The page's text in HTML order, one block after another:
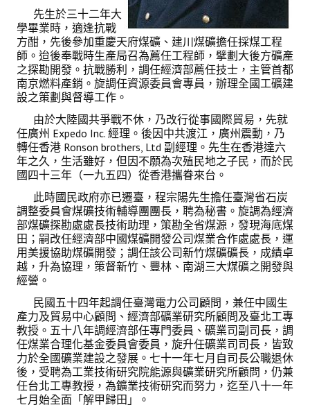
學會獎項
盧善棟獎學金
盧善棟獎學金得獎人
技術獎章得獎人介紹
歷年大專學生獎勵金得獎人
歷年論文獎得獎人
歷年傑出服務貢獻獎得獎人
歷年保安獎章得獎人
榮譽榜
本會榮獲內政部104年全國性社會暨職業團體工作品鑑「甲等獎」
本會朱前理事長榮獲2012年第30屆國家傑出總經理獎
鑛冶期刊獲行政院頒發雜誌金鼎獎
歷年詹天佑論文獎與中工會論文得獎人
先生於三十二年大
學畢業時，適逢抗戰
方酣，先後參加重慶天府煤礦、建川煤礦擔任採煤工程
師。迨後奉戰時生產局召為薦任工程師，擘劃大後方礦產
之探勘開發。抗戰勝利，調任經濟部薦任技士，主管首都
南京燃料產銷。旋調任資源委員會專員，辦理全國工礦建
設之策劃與督導工作。
由於大陸國共爭戰不休，乃改行從事國際貿易，先就
任廣州 Expedo Inc. 經理。後因中共渡江，廣州震動，乃
轉任香港 Ronson brothers, Ltd 副經理。先生在香港達六
年之久，生活雖好，但因不願為次殖民地之子民，而於民
國四十三年（一九五四）從香港攜眷來台。
此時國民政府亦已遷臺，程宗陽先生擔任臺灣省石炭
調整委員會煤礦技術輔導團團長，聘為秘書。旋調為經濟
部煤礦探勘處處長技術助理，策勘全省煤源，發現海底煤
田；嗣改任經濟部中國煤礦開發公司煤業合作處處長，運
用美援協助煤礦開發；調任該公司新竹煤礦礦長，成績卓
越，升為協理，策督新竹、豐林、南湖三大煤礦之開發與
經營。
民國五十四年起調任臺灣電力公司顧問，兼任中國生
產力及貿易中心顧問、經濟部礦業研究所顧問及臺北工專
教授。五十八年調經濟部任專門委員、礦業司副司長，調
任煤業合理化基金委員會委員，旋升任礦業司司長，皆致
力於全國礦業建設之發展。七十一年七月自司長公職退休
後，受聘為工業技術研究院能源與礦業研究所顧問，仍兼
任台北工專教授，為鑛業技術研究而努力，迄至八十一年
七月始全面「解甲歸田」。